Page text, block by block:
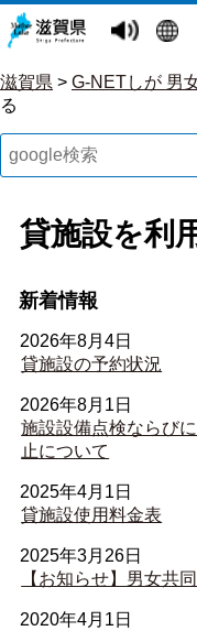
滋賀県 > G-NETしが 男
る
貸施設を利
新着情報
2026年8月4日
貸施設の予約状況
2026年8月1日
施設設備点検ならび
止について
2025年4月1日
貸施設使用料金表
2025年3月26日
【お知らせ】男女共
2020年4月1日